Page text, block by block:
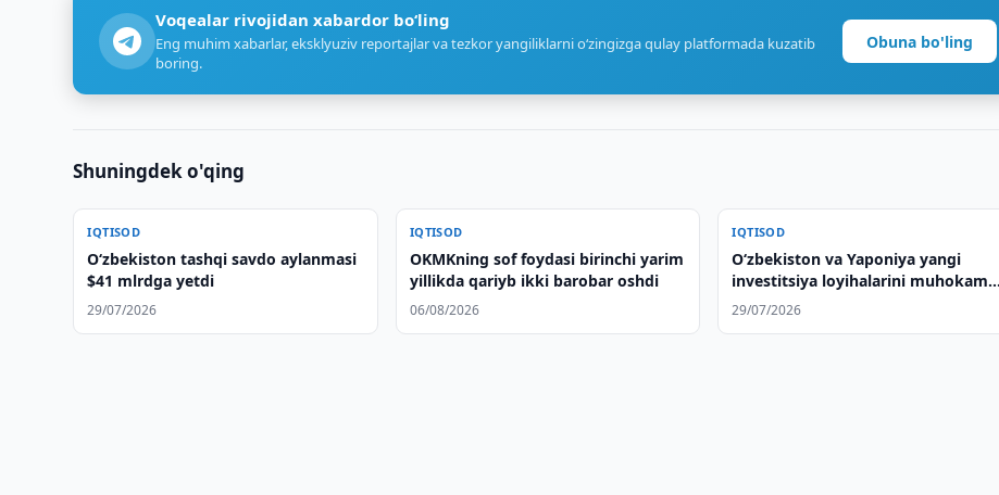
Voqealar rivojidan xabardor bo‘ling
Eng muhim xabarlar, eksklyuziv reportajlar va tezkor yangiliklarni o‘zingizga qulay platformada kuzatib
boring.
Obuna bo'ling
Shuningdek o'qing
IQTISOD
O‘zbekiston tashqi savdo aylanmasi
$41 mlrdga yetdi
29/07/2026
IQTISOD
OKMKning sof foydasi birinchi yarim
yillikda qariyb ikki barobar oshdi
06/08/2026
IQTISOD
Oʻzbekiston va Yaponiya yangi
investitsiya loyihalarini muhokama
qilishdi
29/07/2026